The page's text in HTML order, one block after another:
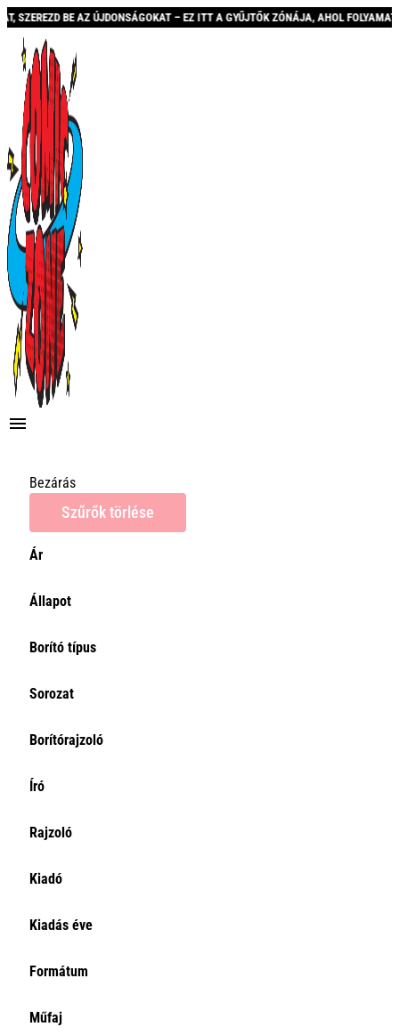
BE AZ ÚJDONSÁGOKAT – EZ ITT A GYŰJTŐK ZÓNÁJA, AHOL
Bezárás
Szűrők törlése
Ár
Ár
Állapot
Borító típus
Sorozat
Borítórajzoló
Író
Rajzoló
Kiadó
Kiadás éve
Formátum
Műfaj